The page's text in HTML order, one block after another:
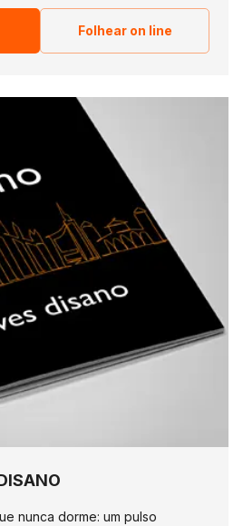
Folhear on line
nunca dorme: um pulso